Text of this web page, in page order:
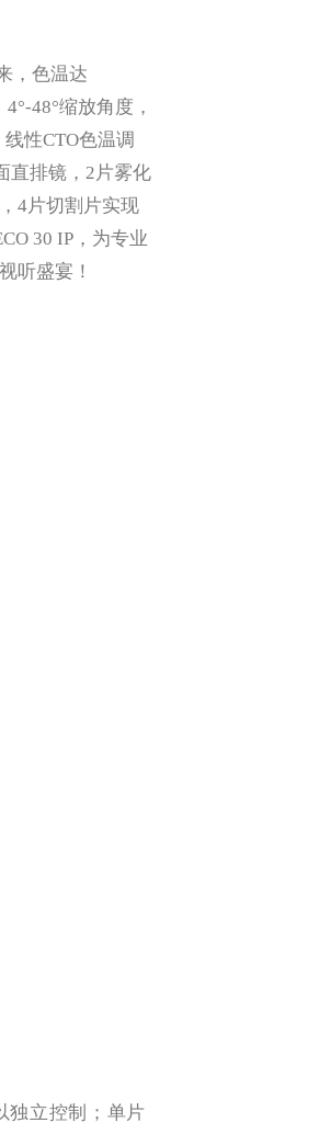
，色温达
48°缩放角度，
性CTO色温调
直排镜，2片雾化
4片切割片实现
30 IP，为专业
听盛宴！
独立控制；单片